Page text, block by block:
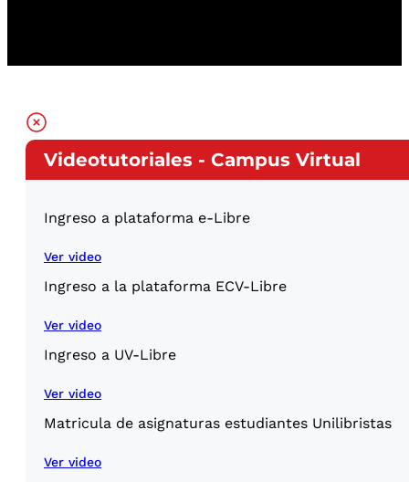
Videotutoriales - Campus Virtual
Ingreso a plataforma e-Libre
Ver video
Ingreso a la plataforma ECV-Libre
Ver video
Ingreso a UV-Libre
Ver video
Matricula de asignaturas estudiantes Unilibristas
Ver video